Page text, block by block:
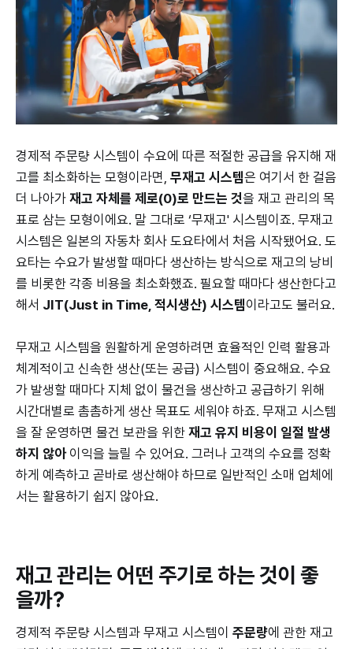
경제적 주문량 시스템이 수요에 따른 적절한 공급을 유지해 재
고를 최소화하는 모형이라면, 무재고 시스템은 여기서 한 걸음
더 나아가 재고 자체를 제로(0)로 만드는 것을 재고 관리의 목
표로 삼는 모형이에요. 말 그대로 ‘무재고' 시스템이죠. 무재고
시스템은 일본의 자동차 회사 도요타에서 처음 시작됐어요. 도
요타는 수요가 발생할 때마다 생산하는 방식으로 재고의 낭비
를 비롯한 각종 비용을 최소화했죠. 필요할 때마다 생산한다고
해서 JIT(Just in Time, 적시생산) 시스템이라고도 불러요.
무재고 시스템을 원활하게 운영하려면 효율적인 인력 활용과
체계적이고 신속한 생산(또는 공급) 시스템이 중요해요. 수요
가 발생할 때마다 지체 없이 물건을 생산하고 공급하기 위해
시간대별로 촘촘하게 생산 목표도 세워야 하죠. 무재고 시스템
을 잘 운영하면 물건 보관을 위한 재고 유지 비용이 일절 발생
하지 않아이익을 늘릴 수 있어요. 그러나 고객의 수요를 정확
하게 예측하고 곧바로 생산해야 하므로 일반적인 소매 업체에
서는 활용하기 쉽지 않아요.
재고 관리는 어떤 주기로 하는 것이 좋
을까?
경제적 주문량 시스템과 무재고 시스템이 주문량에 관한 재고